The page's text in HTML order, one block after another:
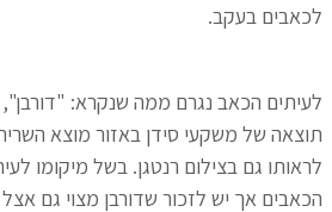
לכאבים בעקב.
תוצאה של משקעי סידן באזור מוצא
לראותו גם בצילום רנטגן. בשל מיקומו
הכאבים אך יש לזכור שדורבן מצוי גם